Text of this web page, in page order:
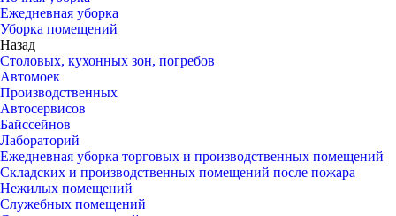
Ежедневная уборка
Уборка помещений
Назад
Столовых, кухонных зон, погребов
Автомоек
Производственных
Автосервисов
Байссейнов
Лабораторий
Ежедневная уборка торговых и производственных помещений
Складских и производственных помещений после пожара
Нежилых помещений
Служебных помещений